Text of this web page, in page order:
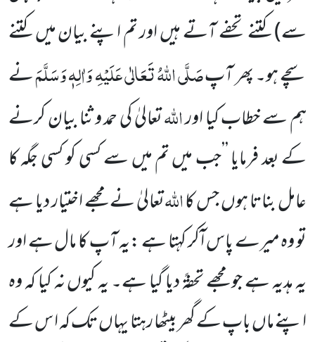
سے) کتنے تحفے آتے ہیں اور تم اپنے بیان میں کتنے
سچے ہو۔ پھر آپصَلَّی اللہُ تَعَالٰی عَلَیْہِ وَاٰلِہٖ وَسَلَّمَنے
ہم سے خطاب کیا اوراللہتعالیٰ کی حمد و ثنا بیان کرنے
کے بعد فرمایا ’’جب میں تم میں سے کسی کو کسی جگہ کا
عامل بناتا ہوں جس کااللہتعالیٰ نے مجھے اختیار دیا ہے
تو وہ میرے پاس ا ٓکر کہتا ہے :یہ آپ کا مال ہے اور
یہ ہدیہ ہے جو مجھے تحفۃً دیا گیا ہے۔ یہ کیوں نہ کیا کہ وہ
اپنے ماں باپ کے گھر بیٹھا رہتا یہاں تک کہ ا س کے